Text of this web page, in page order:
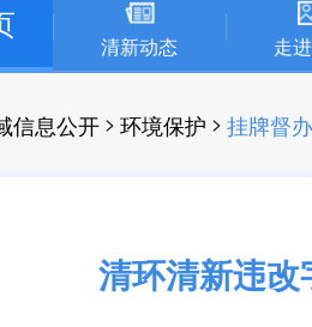
清新动态 走
信息公开 > 环境保护 > 挂牌督
清环清新违